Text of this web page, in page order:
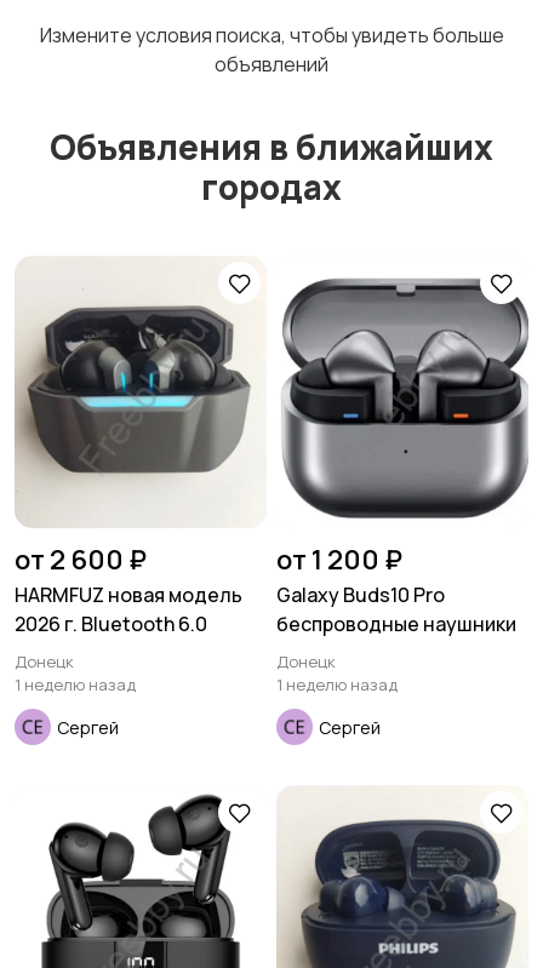
Измените условия поиска, чтобы увидеть больше
объявлений
Объявления в ближайших
городах
от 2 600 ₽
HARMFUZ новая модель
2026 г. Bluetooth 6.0
Донецк
1 неделю назад
Сергей
от 1 200 ₽
Galaxy Buds10 Pro
беспроводные наушники
Донецк
1 неделю назад
Сергей